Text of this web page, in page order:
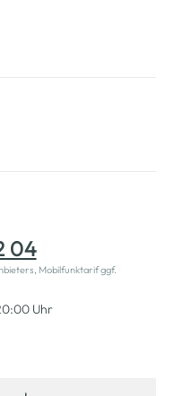
04
Mobilfunktarif ggf.
Uhr